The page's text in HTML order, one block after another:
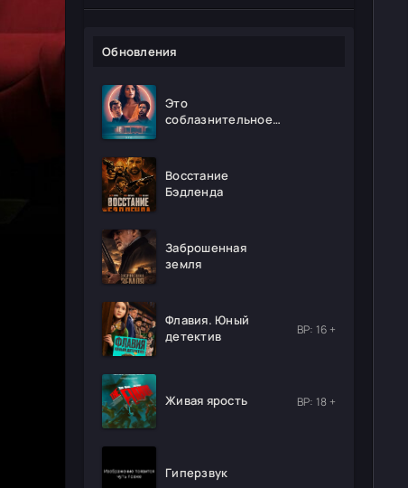
Обновления
Это
соблазнительное
Восстание
Бэдленда
Заброшенная
земля
Флавия. Юный
детектив
ВР: 16 +
Живая ярость ВР: 18 +
Гиперзвук